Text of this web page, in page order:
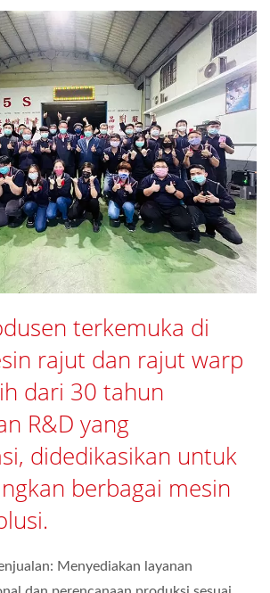
terkemuka di
rajut dan rajut warp
dari 30 tahun
R&D yang
didedikasikan untuk
berbagai mesin
Menyediakan layanan